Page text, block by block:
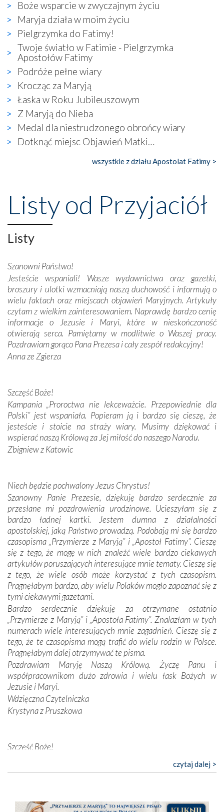
tuż przy nowej bazylice wielkim krzyżu, na którym
zamiast Chrystusa umieszczono dziwaczną postać jakby
wyjętą ze starożytnych hieroglifów? W kulturowym
kontekście naszych czasów to raczej karykatura niż godny
wizerunek Zbawiciela…
Zatem nawet w bezpośrednim otoczeniu sanktuarium
naocznie przekonaliśmy się, że wewnątrz Kościoła toczy
się ogromna walka o kształt katolicyzmu i o serca
wierzących. Do czego to zmaganie może prowadzić,
widzieliśmy w urokliwym, niewielkim mieście Obidos,
gdzie w miejscu dawnego kościoła działa dzisiaj…
księgarnia.
Nasze pielgrzymkowe wyprawy, których celem były
wspaniałe klasztory w miasteczku Alcobaça czy w Batalhi,
Opatrznościową pomoc w wygranej bitwie o
niepodległość kraju. Zachwyt budziła potężna, a zarazem
misterna architektura tych monumentalnych dzieł,
wspaniałe zdobienia, dbałość ich twórców o detale,
połączenie talentów z wytrwałością i pracowitością
Podążyliśmy też śladami fatimskich wizjonerów – Łucji
dos Santos oraz świętych Hiacynty i Franciszka Marto.
Modliliśmy się przy ich grobach. Odprawiliśmy Drogę
Krzyżową w ich rodzinnych stronach, odwiedziliśmy
domy, w których żyli.
W miejscu objawień Matki Bożej zapaliliśmy świece
przywiezione wraz z intencjami powierzonymi nam przez
spotykaliśmy się z serdeczną otwartością
Portugalczyków. Podziwialiśmy ich ludową sztukę i
zwyczaje. Mimo że nasze kraje są od siebie bardzo
oddalone, w żaden sposób nie czuliśmy się obco.
Sprawiła to oczywiście sama Matka Boża, ale też
kulturowa bliskość biorąca swój początek w naszej
mieliśmy okazję przekonać się, że Maryja swoją opieką
otacza nie tylko nasz naród, lecz wszystkie nacje, które
się Jej ufnie oddają, a także każdą osobę, która zawierza
Jej siebie oraz swych bliskich.
Dzieje Portugalii to również historia wierności Bogu i
odstępstw, także w życiu władców. Trudne momenty w
wymiarze tak osobistym, jak i zbiorowym, przypominają o
konieczności ciągłego zabiegania o własną duszę i o łaskę
Opatrzności. Wierność przynosi pomyślność –
przynajmniej w życiu duchowym. Odstępstwo owocuje
nieszczęściem i śmiercią. Te uniwersalne prawdy
przychodziły na myśl, gdy słuchaliśmy opowieści
przewodników o portugalskich monarchach i wodzach,
zwycięskich bitwach i nieszczęśliwych losach grzesznych
kochanków.
Byli tym razem pośród Apostołów Fatimy reprezentanci
każdego spośród żyjących pokoleń. Najmłodszy uczestnik
liczył sobie 13 lat, zaś senior, pan Zdzisław – już 94.
Całe życie marzyłem, by tu przyjechać
rozmowie.
bez obecności duszpasterza – księdza Krzysztofa.
wysłuchania Mszy Świętej, dawał on wyrazy swej
Boże wsparcie w zwyczajnym życiu
Maryja działa w moim życiu
Pielgrzymka do Fatimy!
Twoje światło w Fatimie - Pielgrzymka
Apostołów Fatimy
Podróże pełne wiary
Krocząc za Maryją
Łaska w Roku Jubileuszowym
Z Maryją do Nieba
Medal dla niestrudzonego obrońcy wiary
Dotknąć miejsc Objawień Matki…
wszystkie z działu Apostolat Fatimy >
Listy od Przyjaciół
Listy
Szanowni Państwo!
Jesteście wspaniali! Wasze wydawnictwa oraz gazetki,
broszury i ulotki wzmacniają naszą duchowość i informują o
wielu faktach oraz miejscach objawień Maryjnych. Artykuły
czytam z wielkim zainteresowaniem. Naprawdę bardzo cenię
informacje o Jezusie i Maryi, które w nieskończoność
otwierają serca. Pamiętamy w modlitwie o Waszej pracy.
Pozdrawiam gorąco Pana Prezesa i cały zespół redakcyjny!
Anna ze Zgierza
Szczęść Boże!
Kampania „Proroctwa nie lekceważcie. Przepowiednie dla
Polski” jest wspaniała. Popieram ją i bardzo się cieszę, że
jesteście i stoicie na straży wiary. Musimy dziękować i
wspierać naszą Królową za Jej miłość do naszego Narodu.
Zbigniew z Katowic
Niech będzie pochwalony Jezus Chrystus!
Szanowny Panie Prezesie, dziękuję bardzo serdecznie za
przesłane mi pozdrowienia urodzinowe. Ucieszyłam się z
bardzo ładnej kartki. Jestem dumna z działalności
apostolskiej, jaką Państwo prowadzą. Podobają mi się bardzo
czasopisma „Przymierze z Maryją” i „Apostoł Fatimy”. Cieszę
się z tego, że mogę w nich znaleźć wiele bardzo ciekawych
artykułów poruszających interesujące mnie tematy. Cieszę się
z tego, że wiele osób może korzystać z tych czasopism.
Pragnęłabym bardzo, aby wielu Polaków mogło zapoznać się z
tymi ciekawymi gazetami.
Bardzo serdecznie dziękuję za otrzymane ostatnio
„Przymierze z Maryją” i „Apostoła Fatimy”. Znalazłam w tych
numerach wiele interesujących mnie zagadnień. Cieszę się z
tego, że te czasopisma mogą trafić do wielu rodzin w Polsce.
Pragnęłabym dalej otrzymywać te pisma.
Pozdrawiam Maryję Naszą Królową. Życzę Panu i
współpracownikom dużo zdrowia i wielu łask Bożych w
Jezusie i Maryi.
Wdzięczna Czytelniczka
Krystyna z Pruszkowa
Szczęść Boże!
Bardzo dziękuję za przysyłanie mi „Przymierza z Maryją”. Jest
to pismo, które bardzo sobie cenię i szanuję. Redagujecie
nas prowadzi!
czytaj dalej >